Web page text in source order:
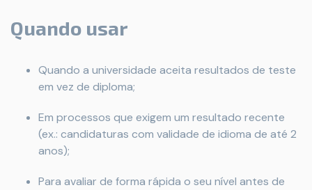
Quando usar
Quando a universidade aceita resultados de teste
em vez de diploma;
Em processos que exigem um resultado recente
(ex.: candidaturas com validade de idioma de até 2
anos);
Para avaliar de forma rápida o seu nível antes de